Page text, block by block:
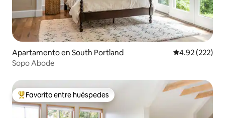
Apartamento en South Portland Calificación
4.92 (222)
Sopo Abode
Favorito entre huéspedes preferido
Favorito entre huéspedes